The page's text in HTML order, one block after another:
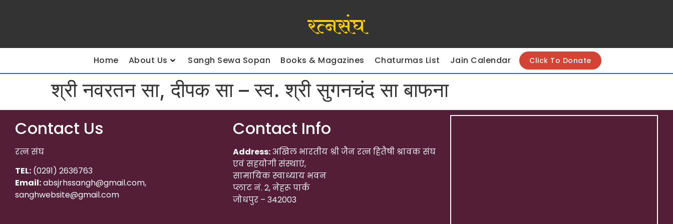
रत्नसंघ
Home About Us Sangh Sewa Sopan Books & Magazines Chaturmas List Jain Calendar Click To Donate
श्री नवरतन सा, दीपक सा – स्व. श्री सुगनचंद सा बाफना
Contact Us
रत्न संघ
TEL: (0291) 2636763
Email:absjrhssangh@gmail.com,
sanghwebsite@gmail.com
Contact Info
Address:अखिल भारतीय श्री जैन रत्न हितैषी श्रावक संघ
एवं सहयोगी संस्थाएं,
सामायिक स्वाध्याय भवन
प्लाट नं. 2, नेहरू पार्क
जोधपुर – 342003